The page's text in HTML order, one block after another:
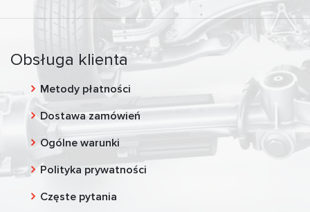
Obsługa klienta
Metody płatności
Dostawa zamówień
Ogólne warunki
Polityka prywatności
Częste pytania